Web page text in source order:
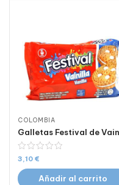
COLOMBIA
3,10 €
Añadir al carrito